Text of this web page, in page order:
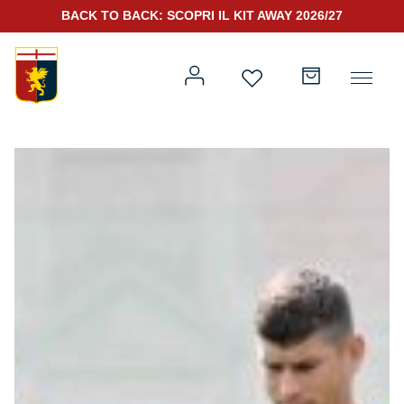
BACK TO BACK: SCOPRI IL KIT AWAY 2026/27